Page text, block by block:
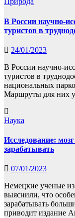
В России научно-
туристов в
24/01/2023
В России научно-
туристов в
национальных
Маршруты для них
Наука
Исследование:
зарабатывать
07/01/2023
Немецкие ученые из
выяснили, что
зарабатывать
приводит издание